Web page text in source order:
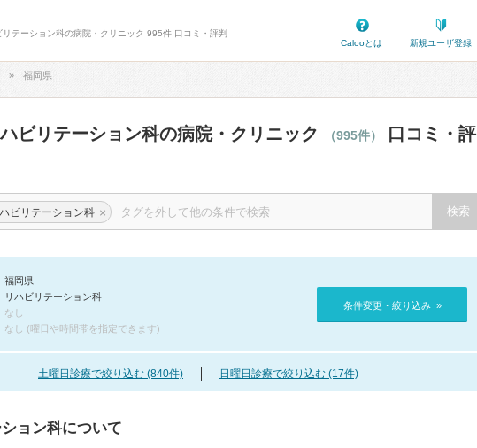
テーション科の病院・クリニック 995件 口コミ・評判
Calooとは
新規ユーザ登録
福岡県
ビリテーション科の病院・クリニック （995件） 口コミ・評
ビリテーション科 ×
福岡県
リハビリテーション科
なし
なし (曜日や時間帯を指定できます)
条件変更・絞り込み »
土曜日診療で絞り込む (840件) 日曜日診療で絞り込む (17件)
ョン科について